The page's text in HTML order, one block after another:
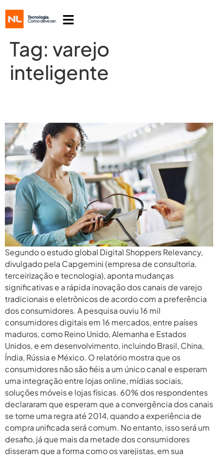
Tag: varejo
inteligente
Segundo o estudo global Digital Shoppers Relevancy,
divulgado pela Capgemini (empresa de consultoria,
terceirização e tecnologia), aponta mudanças
significativas e a rápida inovação dos canais de varejo
tradicionais e eletrônicos de acordo com a preferência
dos consumidores. A pesquisa ouviu 16 mil
consumidores digitais em 16 mercados, entre países
maduros, como Reino Unido, Alemanha e Estados
Unidos, e em desenvolvimento, incluindo Brasil, China,
Índia, Rússia e México. O relatório mostra que os
consumidores não são fiéis a um único canal e esperam
uma integração entre lojas online, mídias sociais,
soluções móveis e lojas físicas. 60% dos respondentes
declararam que esperam que a convergência dos canais
se torne uma regra até 2014, quando a experiência de
compra unificada será comum. No entanto, isso será um
desafio, já que mais da metade dos consumidores
disseram que a forma como os varejistas, em sua